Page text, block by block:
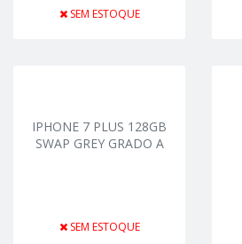
SEM ESTOQUE
IPHONE 7 PLUS 128GB
SWAP GREY GRADO A
SEM ESTOQUE